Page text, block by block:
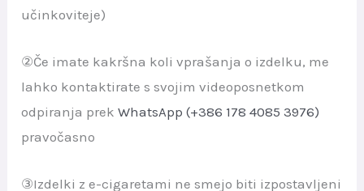
učinkoviteje)
②Če imate kakršna koli vprašanja o izdelku, me
lahko kontaktirate s svojim videoposnetkom
odpiranja prekWhatsApp (+386 178 4085 3976)
pravočasno
③Izdelki z e-cigaretami ne smejo biti izpostavljeni